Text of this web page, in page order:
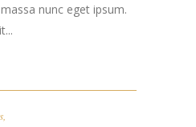
nunc eget ipsum.
,